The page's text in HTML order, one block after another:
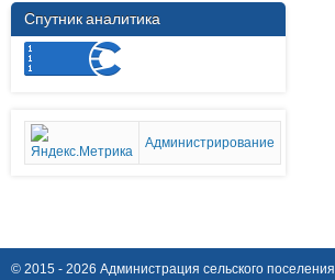
Спутник аналитика
Администрирование
© 2015 - 2026 Администрация сельского поселения